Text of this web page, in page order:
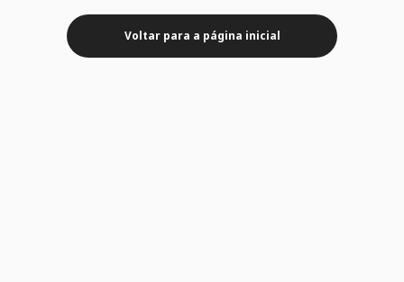
Voltar para a página inicial